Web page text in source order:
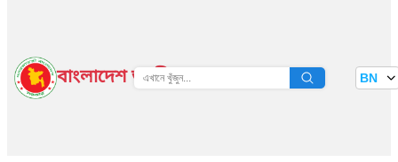
বাংলাদেশ জাতীয় তথ্য বাতায়ন BN